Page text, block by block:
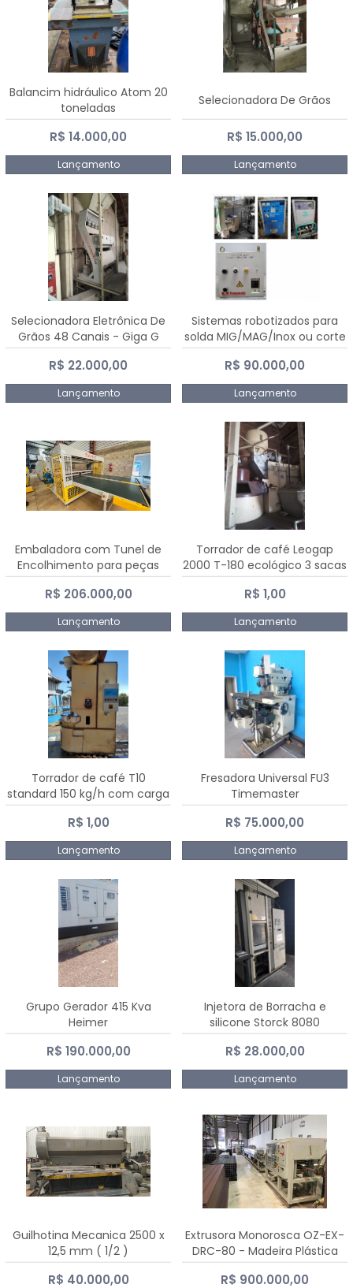
Balancim hidráulico Atom 20
toneladas
R$ 14.000,00
Lançamento
Selecionadora De Grãos
R$ 15.000,00
Lançamento
Selecionadora Eletrônica De
Grãos 48 Canais - Giga G
10000
R$ 22.000,00
Lançamento
Sistemas robotizados para
solda MIG/MAG/Inox ou corte
plasma
R$ 90.000,00
Lançamento
Embaladora com Tunel de
Encolhimento para peças
grandes portas janelas -
Dalmak
R$ 206.000,00
Lançamento
Torrador de café Leogap
2000 T-180 ecológico 3 sacas
de carga 540 kg/h
R$ 1,00
Lançamento
Torrador de café T10
standard 150 kg/h com carga
de 10 kg
R$ 1,00
Lançamento
Fresadora Universal FU3
Timemaster
R$ 75.000,00
Lançamento
Grupo Gerador 415 Kva
Heimer
R$ 190.000,00
Lançamento
Injetora de Borracha e
silicone Storck 8080
R$ 28.000,00
Lançamento
Guilhotina Mecanica 2500 x
12,5 mm ( 1/2 )
R$ 40.000,00
Extrusora Monorosca OZ-EX-
DRC-80 - Madeira Plástica
R$ 900.000,00